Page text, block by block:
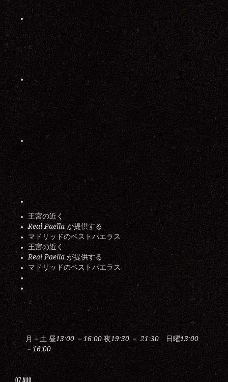
王宮の近く
Real Paella が提供する
マドリッドのベストパエラス
王宮の近く
Real Paella が提供する
マドリッドのベストパエラス
月－土 昼13:00 － 16:00 夜19:30 － 21:30 日曜13:00
－ 16:00
07 AUG